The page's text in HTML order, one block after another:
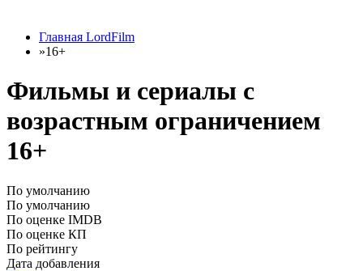
Главная LordFilm
»16+
Фильмы и сериалы с
возрастным ограничением
16+
По умолчанию
По умолчанию
По оценке IMDB
По оценке КП
По рейтингу
Дата добавления